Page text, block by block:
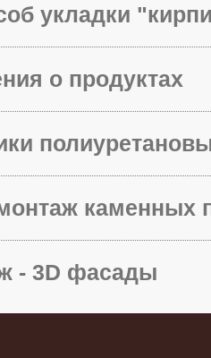
укладки
о продуктах
каменных
- 3D фасады